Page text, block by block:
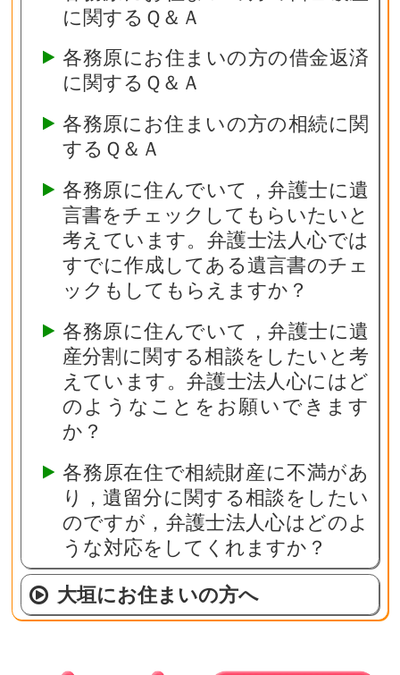
に関するＱ＆Ａ
各務原にお住まいの方の借金返済
に関するＱ＆Ａ
各務原にお住まいの方の相続に関
するＱ＆Ａ
各務原に住んでいて，弁護士に遺
言書をチェックしてもらいたいと
考えています。弁護士法人心では
すでに作成してある遺言書のチェ
ックもしてもらえますか？
各務原に住んでいて，弁護士に遺
産分割に関する相談をしたいと考
えています。弁護士法人心にはど
のようなことをお願いできます
か？
各務原在住で相続財産に不満があ
り，遺留分に関する相談をしたい
のですが，弁護士法人心はどのよ
うな対応をしてくれますか？
大垣にお住まいの方へ